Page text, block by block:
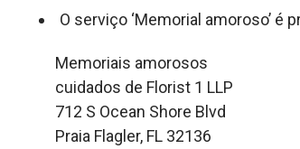
O serviço ‘Memorial amoroso’ é
Memoriais amorosos
cuidados de Florist 1 LLP
712 S Ocean Shore Blvd
Praia Flagler, FL 32136